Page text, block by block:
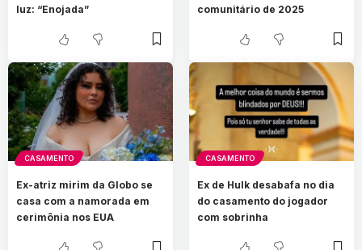
luz: “Enojada”
comunitário de 2025
CASAMENTO
Ex-atriz mirim da Globo se
casa com a namorada em
cerimônia nos EUA
CASAMENTO
Ex de Hulk desabafa no dia
do casamento do jogador
com sobrinha